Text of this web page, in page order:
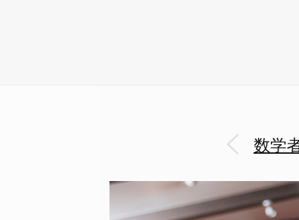
数学